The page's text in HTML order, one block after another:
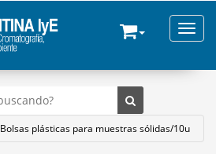
Bolsas plásticas para muestras sólidas/10u